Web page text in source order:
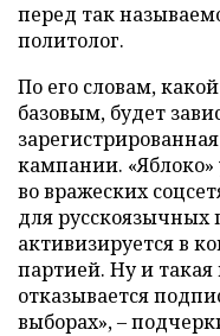
перед так
политолог.
По его словам,
базовым, будет
кампании.
во вражеских
для русскоязычных
активизируется в
партией. Ну и
отказывается
выборах», –